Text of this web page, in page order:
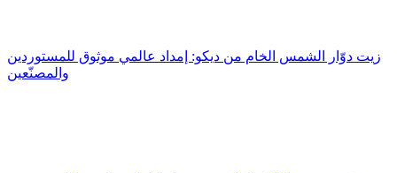
زيت دوّار الشمس الخام من ديكو: إمداد عالمي موثوق للمستوردين
والمصنّعين